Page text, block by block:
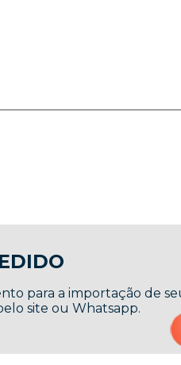
para a importação de
site ou Whatsapp.